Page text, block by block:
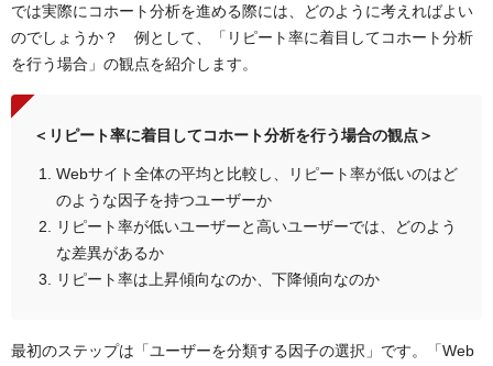
では実際にコホート分析を進める際には、どのように考えればよい
のでしょうか？ 例として、「リピート率に着目してコホート分析
を行う場合」の観点を紹介します。
＜リピート率に着目してコホート分析を行う場合の観点＞
Webサイト全体の平均と比較し、リピート率が低いのはど
のような因子を持つユーザーか
リピート率が低いユーザーと高いユーザーでは、どのよう
な差異があるか
リピート率は上昇傾向なのか、下降傾向なのか
最初のステップは「ユーザーを分類する因子の選択」です。「Web